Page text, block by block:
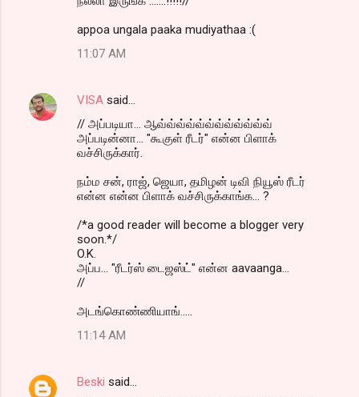
appoa ungala paaka mudiyathaa :(
11:07 AM
VISA said…
// அப்படியா... ஆவ்வ்வ்வ்வ்வ்வ்வ்வ்வ்வ்வ்
அப்படின்னா... "கூகுள் ரீடர்" என்ன பிளாக்
வச்சிருக்கார்.
நம்ம சன், ராஜ், ஜெயா, தமிழன் டிவி நியூஸ் ரீடர்
என்ன என்ன பிளாக் வச்சிருக்காங்க... ?
/*a good reader will become a blogger very
soon.*/
O.K.
அப்ப... "ரீடர்ஸ் டைஜஸ்ட்" என்ன aavaanga...
//
அடங்கொண்ணியாங்.....
11:14 AM
Beski said…